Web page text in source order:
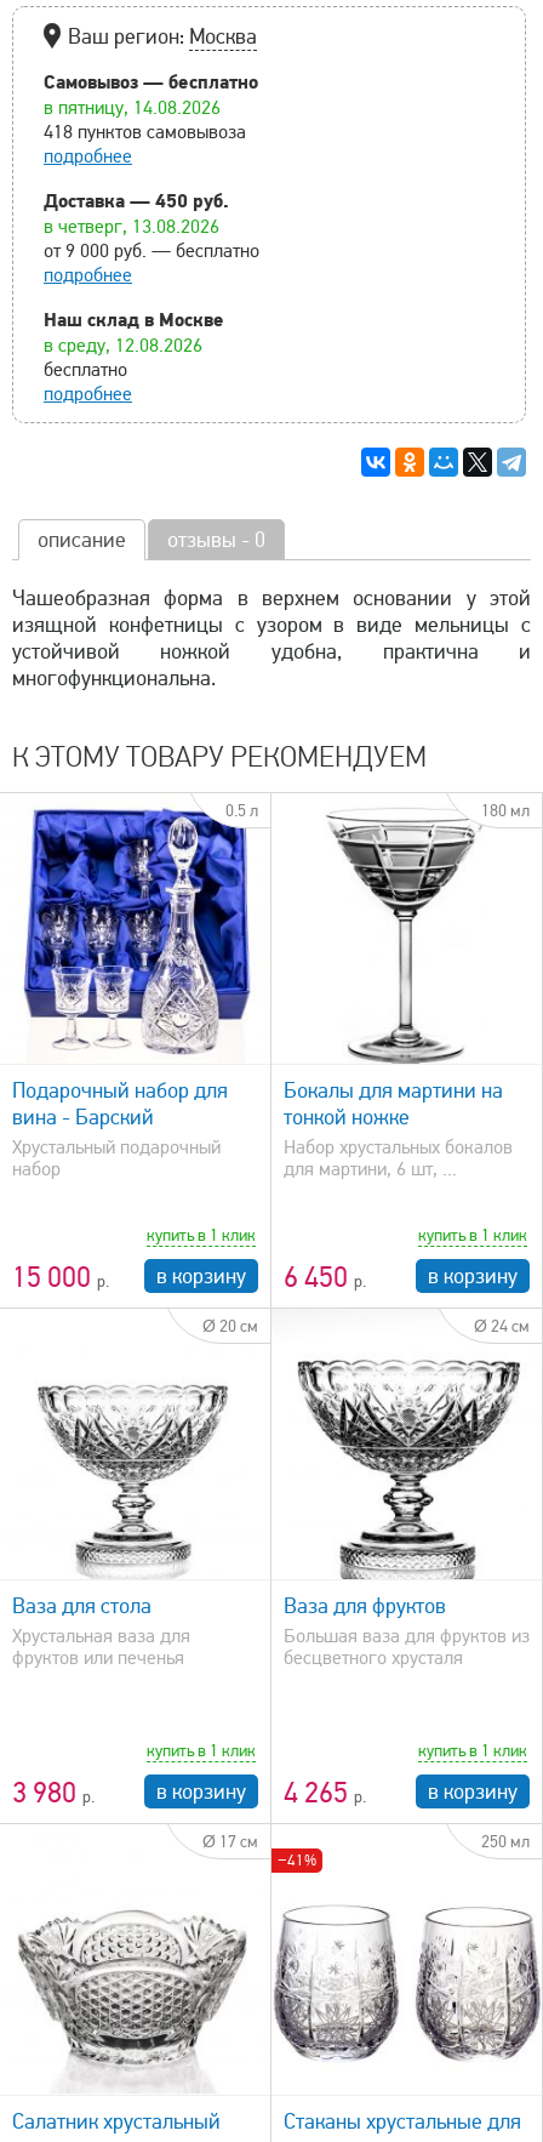
Ваш регион: Москва
Самовывоз — бесплатно
в пятницу, 14.08.2026
418 пунктов самовывоза
подробнее
Доставка — 450 руб.
в четверг, 13.08.2026
от 9 000 руб. — бесплатно
подробнее
Наш склад в Москве
в среду, 12.08.2026
бесплатно
подробнее
описание отзывы - 0
Чашеобразная форма в верхнем основании у этой
изящной конфетницы с узором в виде мельницы с
устойчивой ножкой удобна, практична и
многофункциональна.
К ЭТОМУ ТОВАРУ РЕКОМЕНДУЕМ
0.5 л
Подарочный набор для
вина - Барский
Хрустальный подарочный
набор
15 000
купить в 1 клик
в корзину
180 мл
быстрый просмотр
Бокалы для мартини на
тонкой ножке
Набор хрустальных бокалов
для мартини, 6 шт, ...
6 450
купить в 1 клик
в корзину
Ø 20 см
Ваза для стола
Хрустальная ваза для
фруктов или печенья
3 980
купить в 1 клик
в корзину
Ø 24 см
быстрый просмотр
Ваза для фруктов
Большая ваза для фруктов из
бесцветного хрусталя
4 265
купить в 1 клик
в корзину
Ø 17 см
Салатник хрустальный
−41%
250 мл
быстрый просмотр
Стаканы хрустальные для